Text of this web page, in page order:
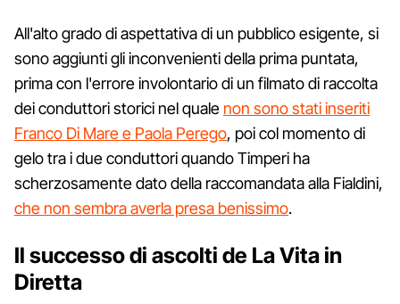
All'alto grado di aspettativa di un pubblico esigente, si
sono aggiunti gli inconvenienti della prima puntata,
prima con l'errore involontario di un filmato di raccolta
dei conduttori storici nel quale non sono stati inseriti
Franco Di Mare e Paola Perego, poi col momento di
gelo tra i due conduttori quando Timperi ha
scherzosamente dato della raccomandata alla Fialdini,
che non sembra averla presa benissimo.
Il successo di ascolti de La Vita in
Diretta